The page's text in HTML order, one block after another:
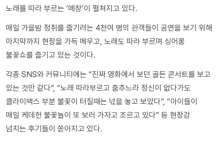
노래를 따라 부르는 ‘떼창’이 펼쳐지고 있다.
매일 가을밤 정취를 즐기려는 4천여 명의 관객들이 공연을 보기 위해
마지막까지 현장을 가득 메우고, 노래도 따라 부르며 싱어롱
불꽃쇼를 즐기고 있는 것이다.
각종 SNS와 커뮤니티에는 “진짜 영화에서 보던 골든 콘서트를 보고
있는 것만 같다”, “노래 따라부르고 춤추느라 정신이 없다가도
클라이맥스 부분 불꽃이 터질때는 넋을 놓고 보았다”, “아이들이
매일 케데헌 불꽃놀이 또 보러 가자고 조르고 있다” 등 현장감
넘치는 후기들이 쏟아지고 있다.